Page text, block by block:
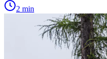
2 min